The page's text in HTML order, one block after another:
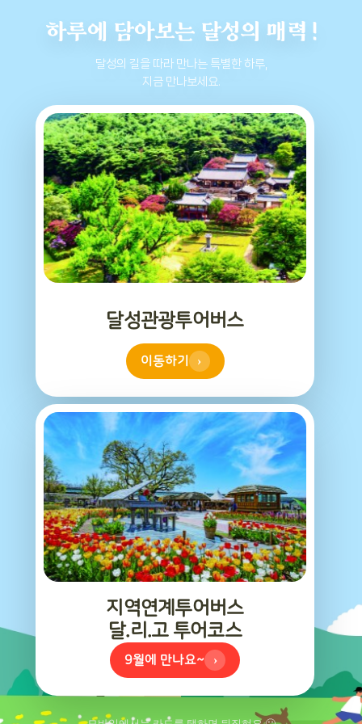
하루에 담아보는 달성의 매력 !
달성의 길을 따라 만나는 특별한 하루,
지금 만나보세요.
달성관광투어버스
이동하기 ›
달성관광투어버스 안내
달성관광투어버스와 함께
자연·역사·문화를 잇는 특별한 여행을 떠나보세요!
편안한 버스로 달성의 명소를 만날 수 있습니다.
자세히 보기
›
지역연계투어버스
달.리.고 투어코스
9월에 만나요~ ›
달리고 투어버스 안내
지금은 잠시 쉬어가는 기간입니다.
달리고 투어버스는 9~12월 시즌제로 운영됩니다.
더 알찬 여행으로 곧 찾아뵙겠습니다.
9월에 만나요~
›